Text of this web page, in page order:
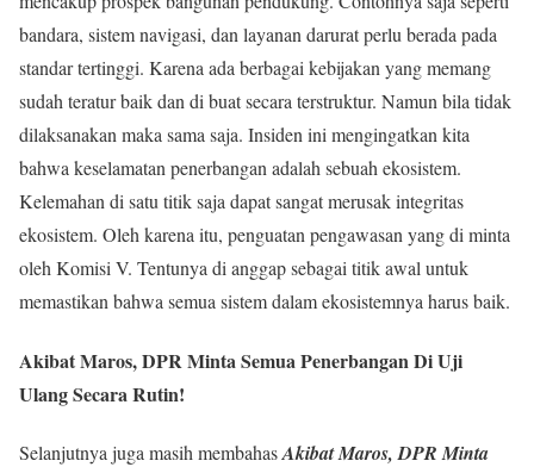
bandara, sistem navigasi, dan layanan darurat perlu berada pada
standar tertinggi. Karena ada berbagai kebijakan yang memang
sudah teratur baik dan di buat secara terstruktur. Namun bila tidak
dilaksanakan maka sama saja. Insiden ini mengingatkan kita
bahwa keselamatan penerbangan adalah sebuah ekosistem.
Kelemahan di satu titik saja dapat sangat merusak integritas
ekosistem. Oleh karena itu, penguatan pengawasan yang di minta
oleh Komisi V. Tentunya di anggap sebagai titik awal untuk
memastikan bahwa semua sistem dalam ekosistemnya harus baik.
Akibat Maros, DPR Minta Semua Penerbangan Di Uji
Ulang Secara Rutin!
Selanjutnya juga masih membahasAkibat Maros, DPR Minta